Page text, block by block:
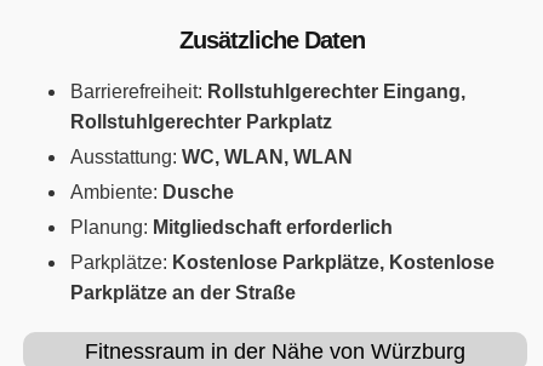
Zusätzliche Daten
Barrierefreiheit: Rollstuhlgerechter Eingang,
Rollstuhlgerechter Parkplatz
Ausstattung: WC, WLAN, WLAN
Ambiente: Dusche
Planung: Mitgliedschaft erforderlich
Parkplätze: Kostenlose Parkplätze, Kostenlose
Parkplätze an der Straße
Fitnessraum in der Nähe von Würzburg